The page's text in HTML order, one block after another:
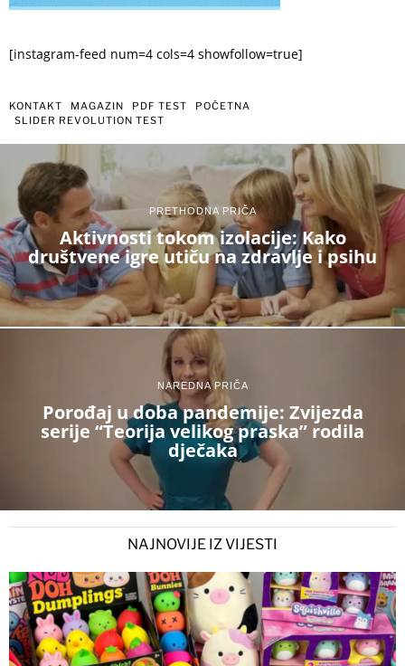
[instagram-feed num=4 cols=4 showfollow=true]
KONTAKT MAGAZIN PDF TEST
POČETNA
SLIDER REVOLUTION TEST
PRETHODNA PRIČA
Aktivnosti tokom izolacije: Kako
društvene igre utiču na zdravlje i psihu
NAREDNA PRIČA
Porođaj u doba pandemije: Zvijezda
serije “Teorija velikog praska” rodila
dječaka
NAJNOVIJE IZ VIJESTI